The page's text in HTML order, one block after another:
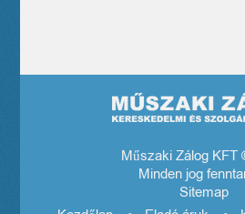
Műszaki Zálog KFT
Minden jog
Sitemap